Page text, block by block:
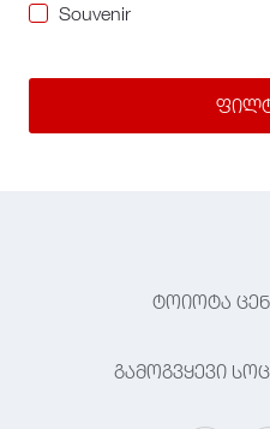
Souvenir
ტოიოტა
გამოგვყევი